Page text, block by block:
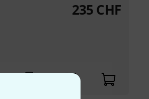
235CHF